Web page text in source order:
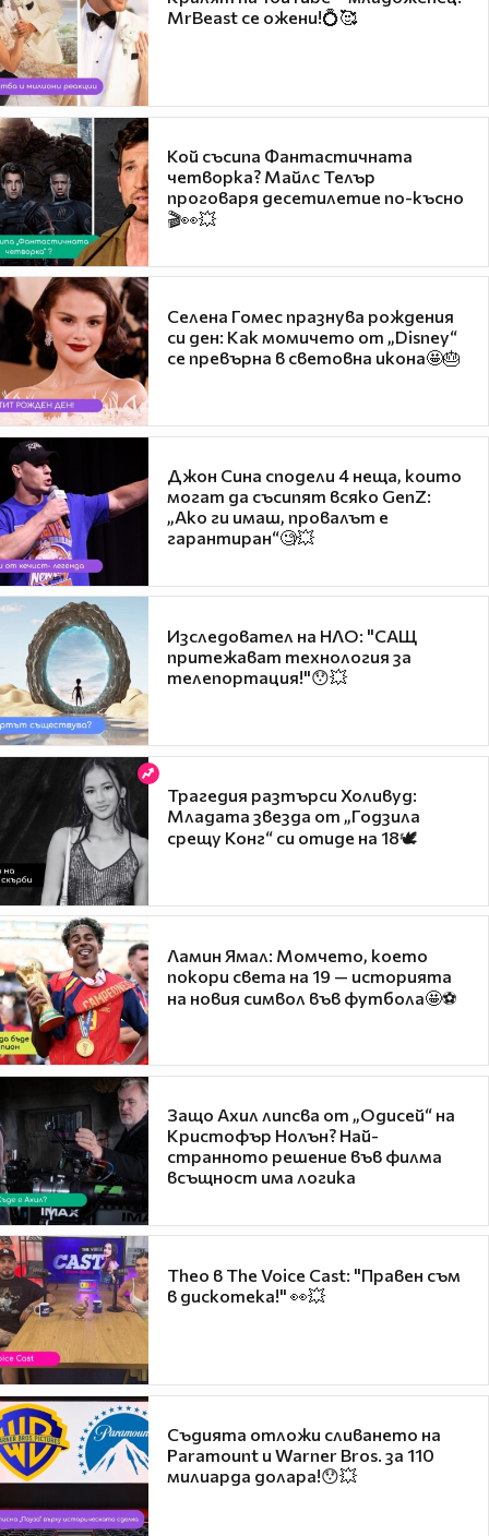
MrBeast се ожени!💍🥰
Кой съсипа Фантастичната
четворка? Майлс Телър
проговаря десетилетие по-късно
🎬👀💥
Селена Гомес празнува рождения
си ден: Как момичето от „Disney“
се превърна в световна икона🤩🎂
Джон Сина сподели 4 неща, които
могат да съсипят всяко GenZ:
„Ако ги имаш, провалът е
гарантиран“🧐💥
Изследовател на НЛО: "САЩ
притежават технология за
телепортация!"😯💥
Трагедия разтърси Холивуд:
Младата звезда от „Годзила
срещу Конг“ си отиде на 18🕊️
Ламин Ямал: Момчето, което
покори света на 19 — историята
на новия символ във футбола🤩⚽
Защо Ахил липсва от „Одисей“ на
Кристофър Нолън? Най-
странното решение във филма
всъщност има логика
Theo в The Voice Cast: "Правен съм
в дискотека!" 👀💥
Съдията отложи сливането на
Paramount и Warner Bros. за 110
милиарда долара!😯💥